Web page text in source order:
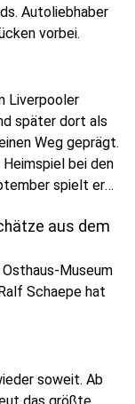
Autoliebhaber
vorbei.
Liverpooler
später dort als
Weg geprägt.
bei den
spielt er
aus dem
Museum
Schaepe hat
soweit. Ab